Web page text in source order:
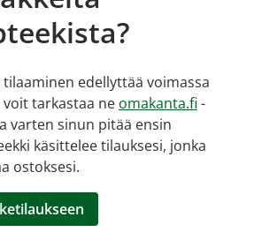
tilaaminen edellyttää voimassa
tarkastaa ne omakanta.fi -
varten sinun pitää ensin
käsittelee tilauksesi, jonka
ostoksesi.